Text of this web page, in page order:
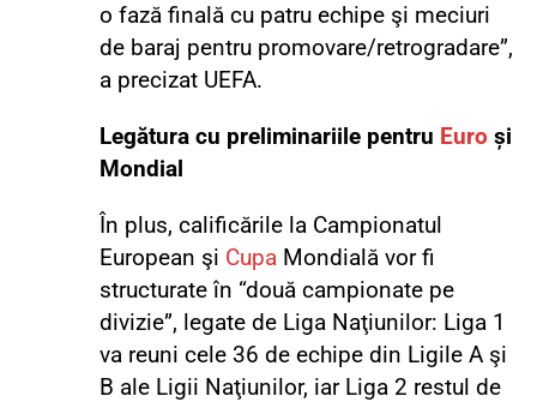
o fază finală cu patru echipe şi meciuri
de baraj pentru promovare/retrogradare”,
a precizat UEFA.
Legătura cu preliminariile pentru Euro și
Mondial
În plus, calificările la Campionatul
European şi Cupa Mondială vor fi
structurate în “două campionate pe
divizie”, legate de Liga Naţiunilor: Liga 1
va reuni cele 36 de echipe din Ligile A şi
B ale Ligii Naţiunilor, iar Liga 2 restul de